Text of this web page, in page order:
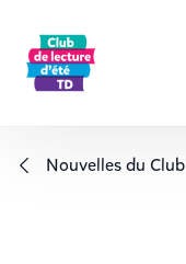
Nouvelles du Club